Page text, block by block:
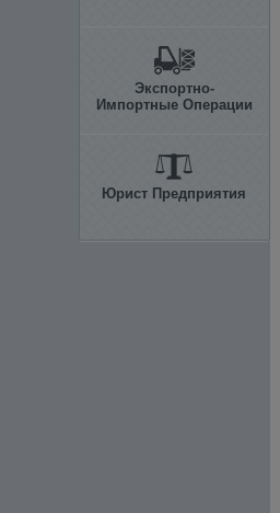
Экспортно-
Импортные Операции
Юрист Предприятия